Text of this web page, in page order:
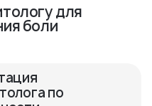
для
боли
по